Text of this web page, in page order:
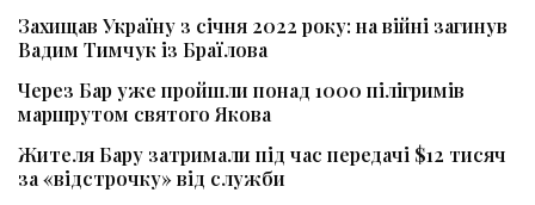
Захищав Україну з січня 2022 року: на війні загинув
Вадим Тимчук із Браїлова
Через Бар уже пройшли понад 1000 пілігримів
маршрутом святого Якова
Жителя Бару затримали під час передачі $12 тисяч
за «відстрочку» від служби